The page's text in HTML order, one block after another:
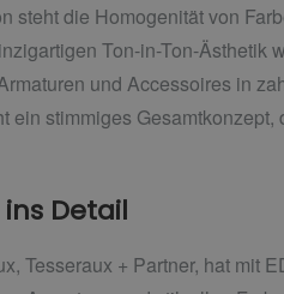
steht die Homogenität von
Ton-in-Ton-Ästhetik
und Accessoires in
ein stimmiges
Detail
Tesseraux + Partner, hat mit